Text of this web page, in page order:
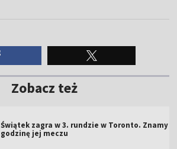
Zobacz też
Świątek zagra w 3. rundzie w Toronto. Znamy
godzinę jej meczu